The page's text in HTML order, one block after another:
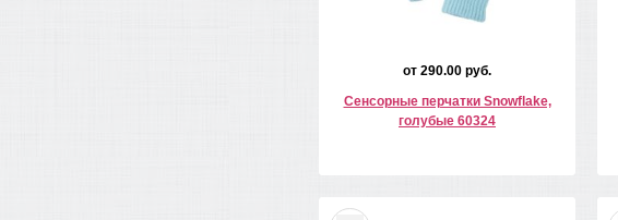
от 290.00 руб.
Сенсорные перчатки Snowflake,
голубые 60324